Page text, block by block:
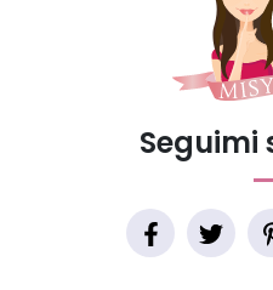
Seguimi